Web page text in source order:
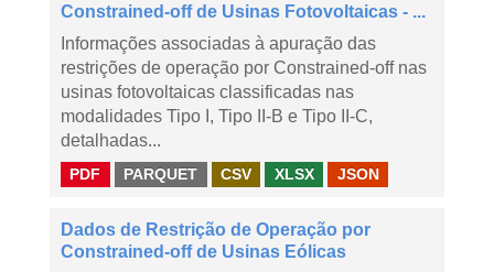
Constrained-off de Usinas Fotovoltaicas - ...
Informações associadas à apuração das
restrições de operação por Constrained-off nas
usinas fotovoltaicas classificadas nas
modalidades Tipo I, Tipo II-B e Tipo II-C,
detalhadas...
PDF PARQUET CSV XLSX JSON
Dados de Restrição de Operação por
Constrained-off de Usinas Eólicas